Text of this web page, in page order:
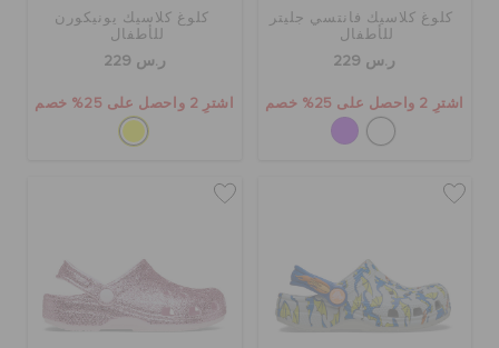
كلوغ كلاسيك فانتسي جليتر
للأطفال
ر.س 229
اشترِ 2 واحصل على 25% خصم
كلوغ كلاسيك يونيكورن
للأطفال
ر.س 229
اشترِ 2 واحصل على 25% خصم